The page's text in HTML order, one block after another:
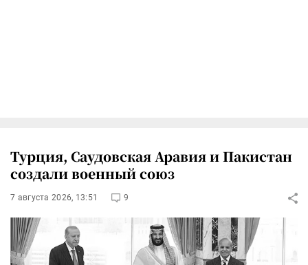
Турция, Саудовская Аравия и Пакистан
создали военный союз
7 августа 2026, 13:51 9